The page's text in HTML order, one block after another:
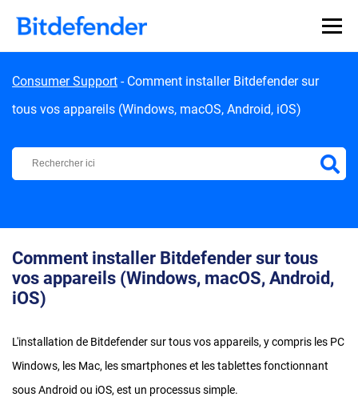
Consumer Support - Comment installer Bitdefender sur
tous vos appareils (Windows, macOS, Android, iOS)
Centre d'Assistance Bitdefender
Comment installer Bitdefender sur tous
vos appareils (Windows, macOS, Android,
iOS)
L'installation de Bitdefender sur tous vos appareils, y compris les PC
Windows, les Mac, les smartphones et les tablettes fonctionnant
sous Android ou iOS, est un processus simple.